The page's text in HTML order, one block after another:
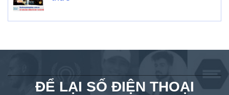
ĐỂ LẠI SỐ ĐIỆN THOẠI